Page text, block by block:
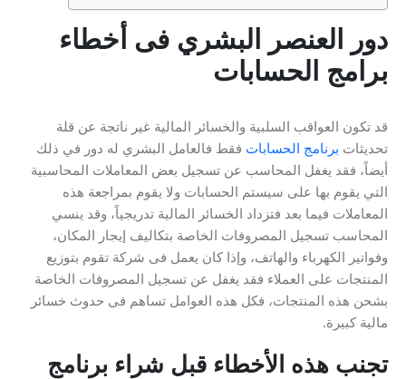
دور العنصر البشري فى أخطاء
برامج الحسابات
قد تكون العواقب السلبية والخسائر المالية غير ناتجة عن قلة
تحديثات برنامج الحسابات فقط فالعامل البشري له دور في ذلك
أيضاً، فقد يغفل المحاسب عن تسجيل بعض المعاملات المحاسبية
التي يقوم بها على سيستم الحسابات ولا يقوم بمراجعة هذه
المعاملات فيما بعد فتزداد الخسائر المالية تدريجياً، وقد ينسي
المحاسب تسجيل المصروفات الخاصة بتكاليف إيجار المكان،
وفواتير الكهرباء والهاتف، وإذا كان يعمل فى شركة تقوم بتوزيع
المنتجات على العملاء فقد يغفل عن تسجيل المصروفات الخاصة
بشحن هذه المنتجات، فكل هذه العوامل تساهم فى حدوث خسائر
مالية كبيرة.
تجنب هذه الأخطاء قبل شراء برنامج